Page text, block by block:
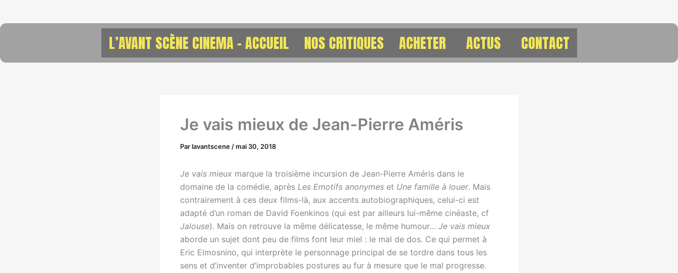
L’AVANT SCÈNE CINEMA – ACCUEIL NOS CRITIQUES ACHETER ACTUS CONTACT
Je vais mieux de Jean-Pierre Améris
Parlavantscene /mai 30, 2018
Je vais mieux marque la troisième incursion de Jean-Pierre Améris dans le
domaine de la comédie, après Les Emotifs anonymes et Une famille à louer. Mais
contrairement à ces deux films-là, aux accents autobiographiques, celui-ci est
adapté d’un roman de David Foenkinos (qui est par ailleurs lui-même cinéaste, cf
Jalouse). Mais on retrouve la même délicatesse, le même humour… Je vais mieux
aborde un sujet dont peu de films font leur miel : le mal de dos. Ce qui permet à
Eric Elmosnino, qui interprète le personnage principal de se tordre dans tous les
sens et d’inventer d’improbables postures au fur à mesure que le mal progresse.